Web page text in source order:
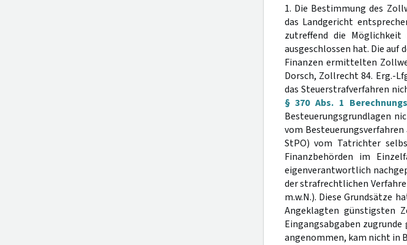
1. Die Bestimmung des
das Landgericht
zutreffend die
ausgeschlossen hat. Die auf
Finanzen ermittelten
Dorsch, Zollrecht 84. Erg.-
das Steuerstrafverfahren
§ 370 Abs. 1
Besteuerungsgrundlagen
vom
StPO) vom Tatrichter
Finanzbehörden im
eigenverantwortlich
der strafrechtlichen
m.w.N.). Diese Grundsätze
Angeklagten günstigsten
Eingangsabgaben
angenommen, kam nicht in